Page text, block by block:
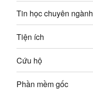
v
i
ế
t
Tin học chuyên ngành
Tiện ích
Cứu hộ
Phần mềm gốc